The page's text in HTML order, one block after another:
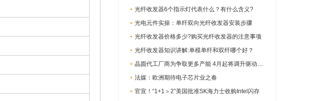
光纤收发器6个指示灯代表什么？有什么含义?
光电元件实操：单纤双向光纤收发器安装步骤
光纤收发器价格多少?购买光纤收发器的注意事项
光纤收发器知识讲解:单模单纤和双纤哪个好？
晶圆代工厂商为争取更多产能 4月起将调升驱动IC代工报价
法媒：欧洲期待电子芯片业之春
官宣！“1+1＞2”美国批准SK海力士收购Intel闪存